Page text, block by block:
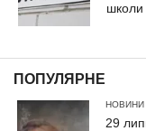
школи
ПОПУЛЯРНЕ
НОВИНИ
29